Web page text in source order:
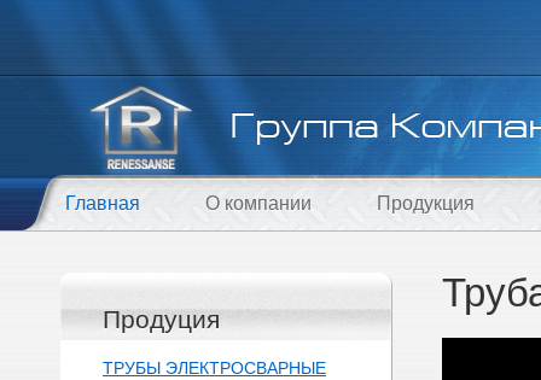
Главная О компании Продукция
Продуция
ТРУБЫ ЭЛЕКТРОСВАРНЫЕ